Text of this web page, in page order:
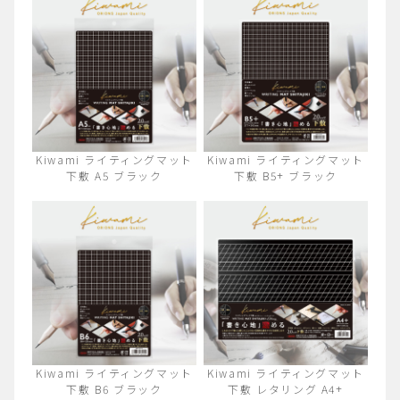
Kiwami ライティングマット
下敷 A5 ブラック
Kiwami ライティングマット
下敷 B5+ ブラック
Kiwami ライティングマット
下敷 B6 ブラック
Kiwami ライティングマット
下敷 レタリング A4+